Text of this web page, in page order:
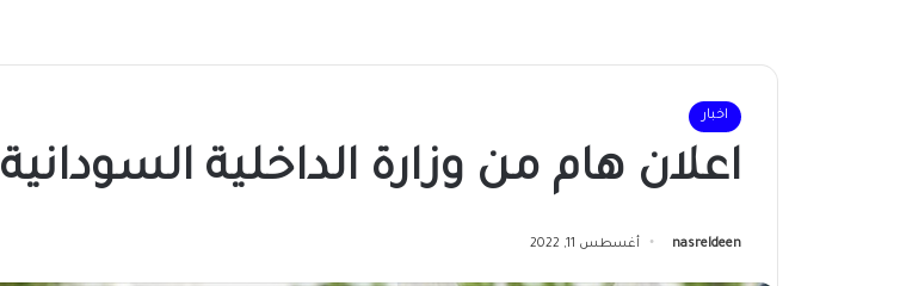
اخبار
اعلان هام من وزارة الداخلية السودانية
nasreldeen أغسطس 11, 2022